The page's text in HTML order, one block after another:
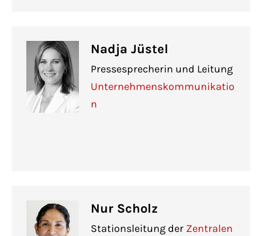
Nadja Jüstel
Pressesprecherin und Leitung
Unternehmenskommunikatio
n
Nur Scholz
Stationsleitung der Zentralen